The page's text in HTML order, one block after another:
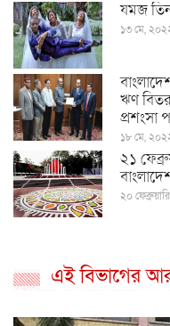
যমজ
১৩ মে,
ঋণ
প্রশংসা
১৮ মে,
২১
২০
এই বিভাগের